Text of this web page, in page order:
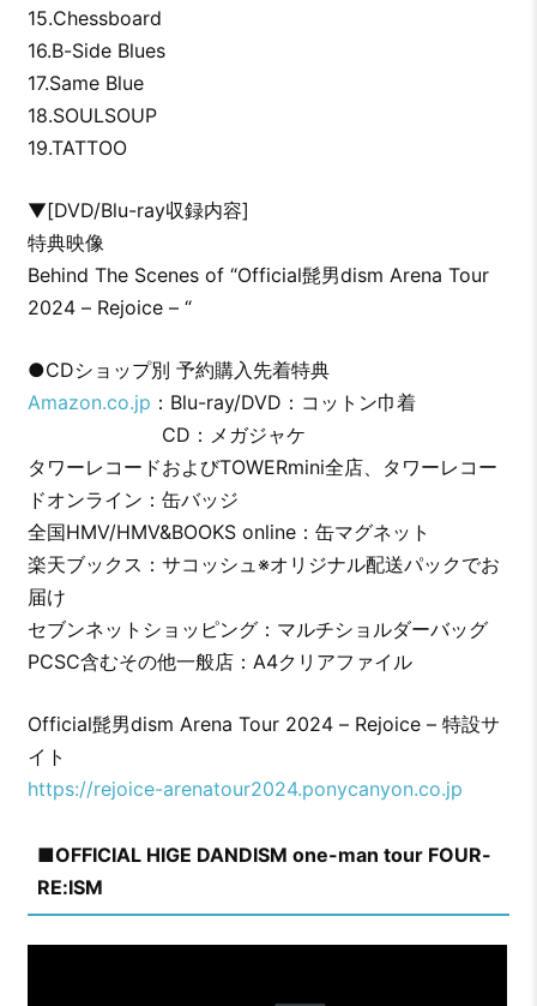
15.Chessboard
16.B-Side Blues
17.Same Blue
18.SOULSOUP
19.TATTOO
▼[DVD/Blu-ray収録内容]
特典映像
Behind The Scenes of “Official髭男dism Arena Tour
2024 – Rejoice – “
●CDショップ別 予約購入先着特典
Amazon.co.jp ：Blu-ray/DVD：コットン巾着
CD：メガジャケ
タワーレコードおよびTOWERmini全店、タワーレコー
ドオンライン：缶バッジ
全国HMV/HMV&BOOKS online：缶マグネット
楽天ブックス：サコッシュ※オリジナル配送パックでお
届け
セブンネットショッピング：マルチショルダーバッグ
PCSC含むその他一般店：A4クリアファイル
Official髭男dism Arena Tour 2024 – Rejoice – 特設サ
イト
https://rejoice-arenatour2024.ponycanyon.co.jp
■OFFICIAL HIGE DANDISM one-man tour FOUR-
RE:ISM